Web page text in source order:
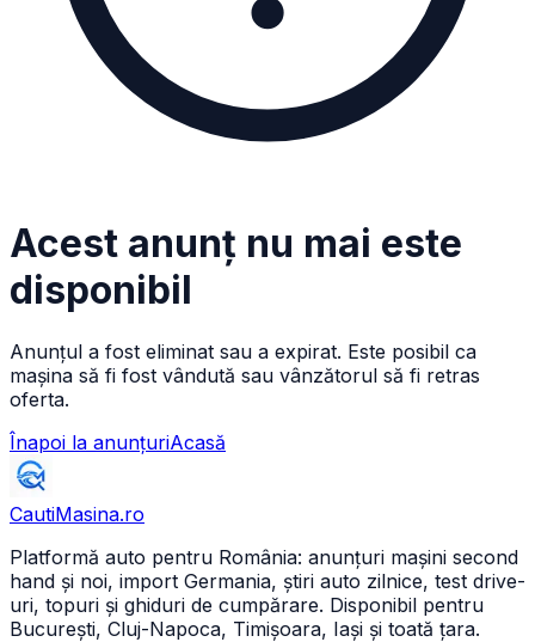
Acest anunț nu mai este
disponibil
Anunțul a fost eliminat sau a expirat. Este posibil ca
mașina să fi fost vândută sau vânzătorul să fi retras
oferta.
Înapoi la anunțuriAcasă
CautiMasina.ro
Platformă auto pentru România: anunțuri mașini second
hand și noi, import Germania, știri auto zilnice, test drive-
uri, topuri și ghiduri de cumpărare. Disponibil pentru
București, Cluj-Napoca, Timișoara, Iași și toată țara.